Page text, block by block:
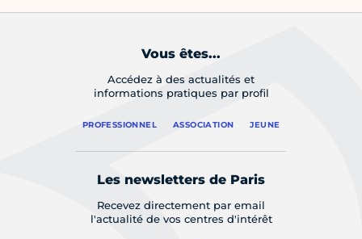
Vous êtes...
Accédez à des actualités et
informations pratiques par profil
PROFESSIONNEL ASSOCIATION JEUNE
Les newsletters de Paris
Recevez directement par email
l'actualité de vos centres d'intérêt